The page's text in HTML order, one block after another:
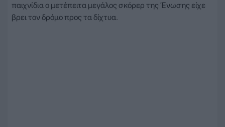
παιχνίδια ο μετέπειτα μεγάλος σκόρερ της Ένωσης είχε
βρει τον δρόμο προς τα δίχτυα.